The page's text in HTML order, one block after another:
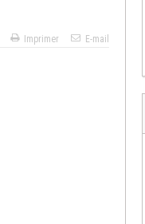
Imprimer E-mail